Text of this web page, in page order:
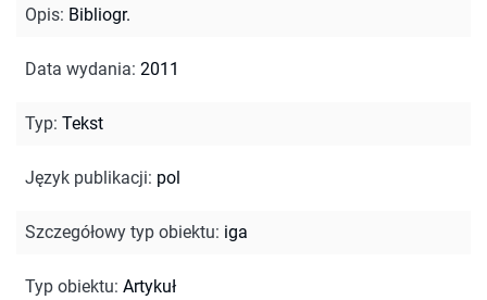
Opis: Bibliogr.
Data wydania: 2011
Typ: Tekst
Język publikacji: pol
Szczegółowy typ obiektu: iga
Typ obiektu: Artykuł